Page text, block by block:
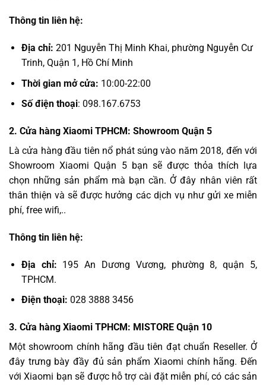
Thông tin liên hệ:
Địa chỉ: 201 Nguyễn Thị Minh Khai, phường Nguyễn Cư
Trinh, Quận 1, Hồ Chí Minh
Thời gian mở cửa: 10:00-22:00
Số điện thoại: 098.167.6753
2. Cửa hàng Xiaomi TPHCM: Showroom Quận 5
Là cửa hàng đầu tiên nổ phát súng vào năm 2018, đến với
Showroom Xiaomi Quận 5 bạn sẽ được thỏa thích lựa
chọn những sản phẩm mà bạn cần. Ở đây nhân viên rất
thân thiện và sẽ được hưởng các dịch vụ như gửi xe miễn
phí, free wifi,..
Thông tin liên hệ:
Địa chỉ: 195 An Dương Vương, phường 8, quận 5,
TPHCM.
Điện thoại: 028 3888 3456
3. Cửa hàng Xiaomi TPHCM: MISTORE Quận 10
Một showroom chính hãng đầu tiên đạt chuẩn Reseller. Ở
đây trưng bày đầy đủ sản phẩm Xiaomi chính hãng. Đến
với Xiaomi bạn sẽ được hỗ trợ cài đặt miễn phí, có các sản